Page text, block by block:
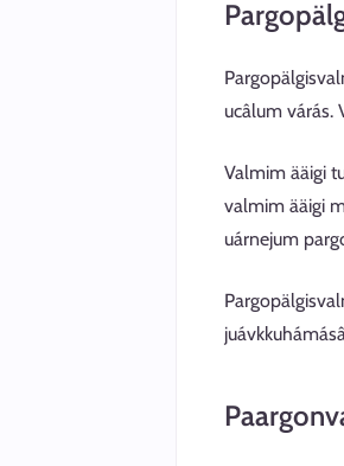
ucâlum várás.
Valmim ääigi
valmim ääigi
uárnejum